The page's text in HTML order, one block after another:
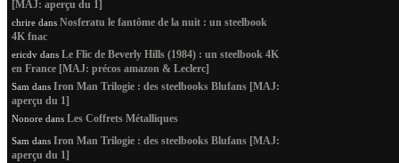
[MAJ: aperçu du 1]
chrire dans Nosferatu le fantôme de la nuit : un steelbook
4K fnac
ericdv dans Le Flic de Beverly Hills (1984) : un steelbook 4K
en France [MAJ: précos amazon & Leclerc]
Sam dans Iron Man Trilogie : des steelbooks Blufans [MAJ:
aperçu du 1]
Nonore dans Les Coffrets Métalliques
Sam dans Iron Man Trilogie : des steelbooks Blufans [MAJ:
aperçu du 1]